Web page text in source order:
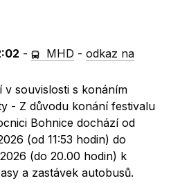
- MHD -odkaz na
v souvislosti s konáním
- Z důvodu konání festivalu
Bohnice dochází od
(od 11:53 hodin) do
(do 20.00 hodin) k
a zastávek autobusů.